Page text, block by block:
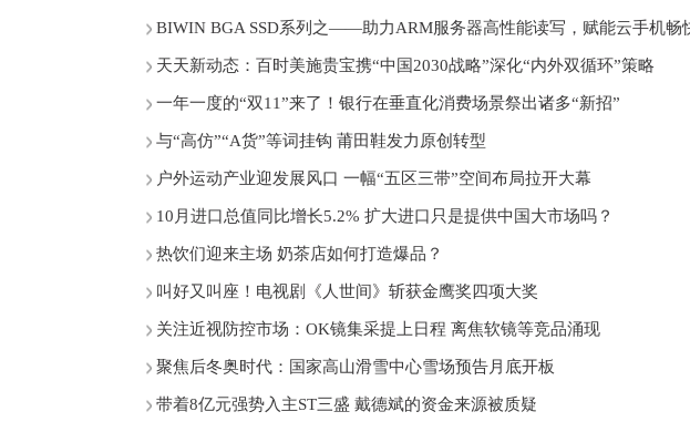
BIWIN BGA SSD系列之——助力ARM服务器高性能读写，赋能云手机畅
天天新动态：百时美施贵宝携“中国2030战略”深化“内外双循环”策略
一年一度的“双11”来了！银行在垂直化消费场景祭出诸多“新招”
与“高仿”“A货”等词挂钩 莆田鞋发力原创转型
户外运动产业迎发展风口 一幅“五区三带”空间布局拉开大幕
10月进口总值同比增长5.2% 扩大进口只是提供中国大市场吗？
热饮们迎来主场 奶茶店如何打造爆品？
叫好又叫座！电视剧《人世间》斩获金鹰奖四项大奖
关注近视防控市场：OK镜集采提上日程 离焦软镜等竞品涌现
聚焦后冬奥时代：国家高山滑雪中心雪场预告月底开板
带着8亿元强势入主ST三盛 戴德斌的资金来源被质疑